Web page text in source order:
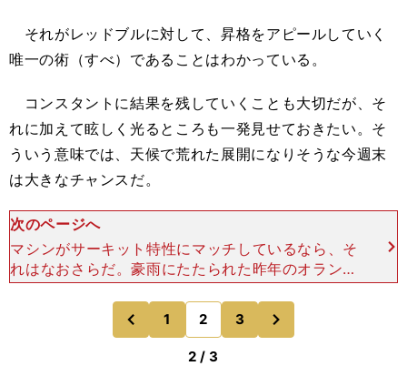
それがレッドブルに対して、昇格をアピールしていく
唯一の術（すべ）であることはわかっている。
コンスタントに結果を残していくことも大切だが、そ
れに加えて眩しく光るところも一発見せておきたい。そ
ういう意味では、天候で荒れた展開になりそうな今週末
は大きなチャンスだ。
次のページへ
マシンがサーキット特性にマッチしているなら、そ
れはなおさらだ。豪雨にたたられた昨年のオランダ
GPでは、アルピーヌのピエール・ガスリーが3位表
彰台を獲得している。 角田に十分な実力があるこ
とは、すでに
前
のページへ
1 2 3
2 / 3